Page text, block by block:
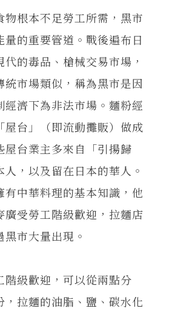
根本不足勞工所需，黑市
量的重要管道。戰後遍布日
的毒品、槍械交易市場，
統市場類似，稱為黑市是因
經濟下為非法市場。麵粉經
屋台」（即流動攤販）做成
屋台業主多來自「引揚歸
，以及留在日本的華人。
有中華料理的基本知識，他
廣受勞工階級歡迎，拉麵店
市大量出現。
級歡迎，可以從兩點分
，拉麵的油脂、鹽、碳水化